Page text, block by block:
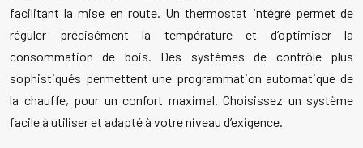
facilitant la mise en route. Un thermostat intégré permet de
réguler précisément la température et d’optimiser la
consommation de bois. Des systèmes de contrôle plus
sophistiqués permettent une programmation automatique de
la chauffe, pour un confort maximal. Choisissez un système
facile à utiliser et adapté à votre niveau d’exigence.